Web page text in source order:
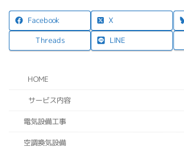
Facebook X
Threads LINE
HOME
サービス内容
電気設備工事
空調換気設備